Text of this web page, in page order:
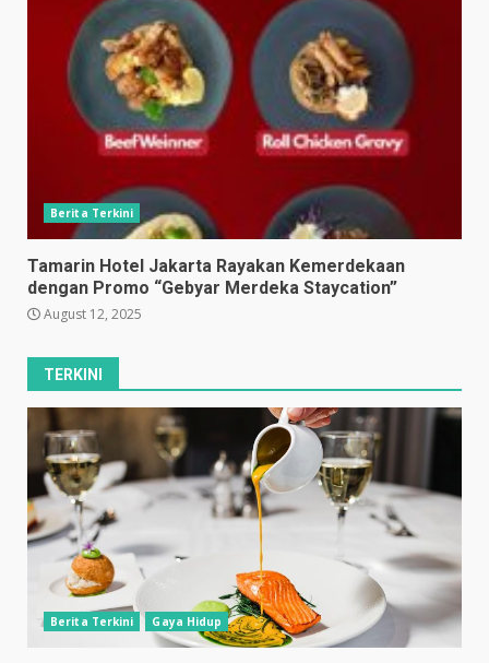
Berita Terkini
Tamarin Hotel Jakarta Rayakan Kemerdekaan
dengan Promo “Gebyar Merdeka Staycation”
August 12, 2025
TERKINI
Berita Terkini Gaya Hidup